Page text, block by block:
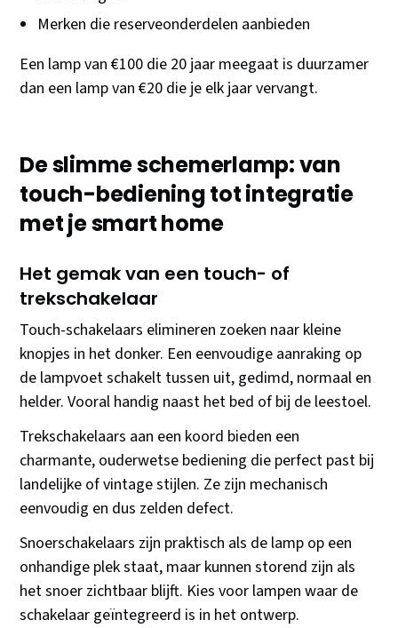
Merken die reserveonderdelen aanbieden
Een lamp van €100 die 20 jaar meegaat is duurzamer
dan een lamp van €20 die je elk jaar vervangt.
De slimme schemerlamp: van
touch-bediening tot integratie
met je smart home
Het gemak van een touch- of
trekschakelaar
Touch-schakelaars elimineren zoeken naar kleine
knopjes in het donker. Een eenvoudige aanraking op
de lampvoet schakelt tussen uit, gedimd, normaal en
helder. Vooral handig naast het bed of bij de leestoel.
Trekschakelaars aan een koord bieden een
charmante, ouderwetse bediening die perfect past bij
landelijke of vintage stijlen. Ze zijn mechanisch
eenvoudig en dus zelden defect.
Snoerschakelaars zijn praktisch als de lamp op een
onhandige plek staat, maar kunnen storend zijn als
het snoer zichtbaar blijft. Kies voor lampen waar de
schakelaar geïntegreerd is in het ontwerp.